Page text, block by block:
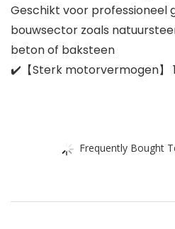
Geschikt voor professioneel
bouwsector zoals
beton of baksteen
✔️【Sterk motorvermogen】
Frequently Bought